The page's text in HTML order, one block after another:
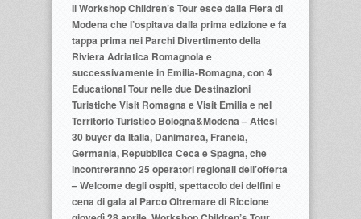
Il Workshop Children’s Tour esce dalla Fiera di
Modena che l’ospitava dalla prima edizione e fa
tappa prima nei Parchi Divertimento della
Riviera Adriatica Romagnola e
successivamente in Emilia-Romagna, con 4
Educational Tour nelle due Destinazioni
Turistiche Visit Romagna e Visit Emilia e nel
Territorio Turistico Bologna&Modena – Attesi
30 buyer da Italia, Danimarca, Francia,
Germania, Repubblica Ceca e Spagna, che
incontreranno 25 operatori regionali dell’offerta
– Welcome degli ospiti, spettacolo dei delfini e
cena di gala al Parco Oltremare di Riccione